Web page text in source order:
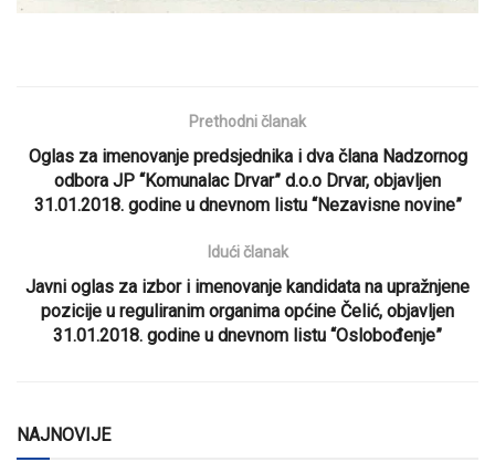
Prethodni članak
Oglas za imenovanje predsjednika i dva člana Nadzornog
odbora JP “Komunalac Drvar” d.o.o Drvar, objavljen
31.01.2018. godine u dnevnom listu “Nezavisne novine”
Idući članak
Javni oglas za izbor i imenovanje kandidata na upražnjene
pozicije u reguliranim organima općine Čelić, objavljen
31.01.2018. godine u dnevnom listu “Oslobođenje”
NAJNOVIJE